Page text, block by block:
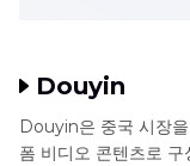
Douyin
Douyin은 중국 시장
폼 비디오 콘텐츠로